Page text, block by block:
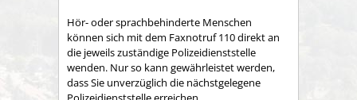
Hör- oder sprachbehinderte Menschen
können sich mit dem Faxnotruf 110 direkt an
die jeweils zuständige Polizeidienststelle
wenden. Nur so kann gewährleistet werden,
dass Sie unverzüglich die nächstgelegene